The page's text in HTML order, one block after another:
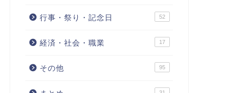
行事・祭り・記念日 52
経済・社会・職業 17
その他 95